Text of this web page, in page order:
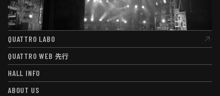
QUATTRO LABO
QUATTRO LABO
QUATTRO WEB 先行
QUATTRO WEB先行
HALL INFO
HALL INFO
ABOUT US